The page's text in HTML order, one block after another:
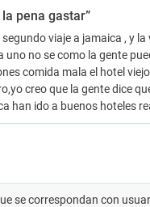
pena gastar”
viaje a jamaica , y la
uno no se como la gente
comida mala el hotel
creo que la gente dice
han ido a buenos hoteles
se correspondan con